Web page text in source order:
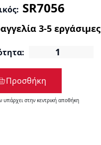
Προσθήκη
υπάρχει στην κεντρική αποθήκη